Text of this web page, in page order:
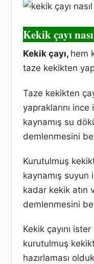
Kekik çayı
Kekik çayı, hem
taze kekikten
Taze kekikten
yapraklarını
kaynamış su
demlenmesini
Kurutulmuş
kaynamış suyun
kadar kekik atın
demlenmesini
Kekik çayını
kurutulmuş
hazırlaması